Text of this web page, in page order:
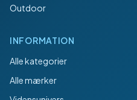
Outdoor
INFORMATION
Alle kategorier
Alle mærker